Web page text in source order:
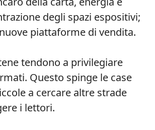
degli spazi espositivi;
piattaforme di vendita.
tendono a privilegiare
Questo spinge le case
a cercare altre strade
i lettori.